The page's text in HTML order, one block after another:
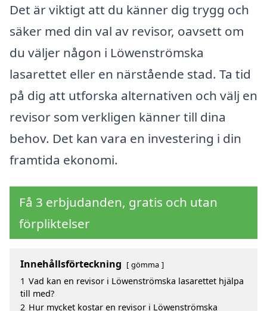
Det är viktigt att du känner dig trygg och
säker med din val av revisor, oavsett om
du väljer någon i Löwenströmska
lasarettet eller en närstående stad. Ta tid
på dig att utforska alternativen och välj en
revisor som verkligen känner till dina
behov. Det kan vara en investering i din
framtida ekonomi.
Få 3 erbjudanden, gratis och utan
förpliktelser
Innehållsförteckning gömma
1 Vad kan en revisor i Löwenströmska lasarettet hjälpa
till med?
2 Hur mycket kostar en revisor i Löwenströmska